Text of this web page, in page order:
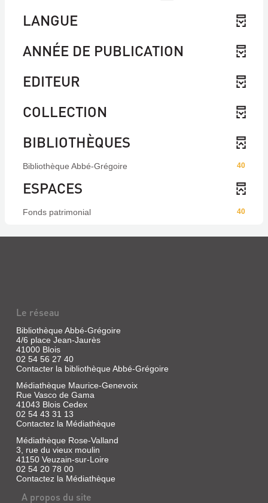
LANGUE
ANNÉE DE PUBLICATION
EDITEUR
COLLECTION
BIBLIOTHÈQUES
40
Bibliothèque Abbé-Grégoire
ESPACES
40
Fonds patrimonial
Le réseau
Bibliothèque Abbé-Grégoire
4/6 place Jean-Jaurès
41000 Blois
02 54 56 27 40
Contacter la bibliothèque Abbé-Grégoire
Médiathèque Maurice-Genevoix
Rue Vasco de Gama
41043 Blois Cedex
02 54 43 31 13
Contactez la Médiathèque
Médiathèque Rose-Valland
3, rue du vieux moulin
41150 Veuzain-sur-Loire
02 54 20 78 00
Contactez la Médiathèque
A propos du site